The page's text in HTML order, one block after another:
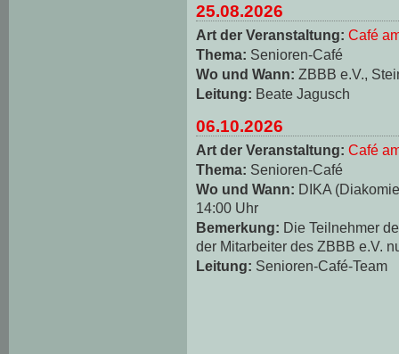
25.08.2026
Art der Veranstaltung: Café
Thema: Senioren-Café
Wo und Wann: ZBBB e.V.,
Leitung: Beate Jagusch
06.10.2026
Art der Veranstaltung: Café
Thema: Senioren-Café
Wo und Wann: DIKA
14:00 Uhr
Bemerkung: Die Teilnehmer
der Mitarbeiter des ZBBB e.V.
Leitung: Senioren-Café-Team